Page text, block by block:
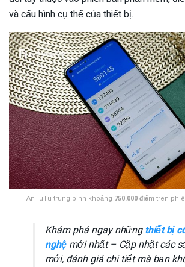
và cấu hình cụ thể của thiết bị.
AnTuTu trung bình khoảng 750.000 điểmtrên
Khám phá ngay nhữngthiết bị
nghệ mới nhất – Cập nhật các
mới, đánh giá chi tiết mà bạn